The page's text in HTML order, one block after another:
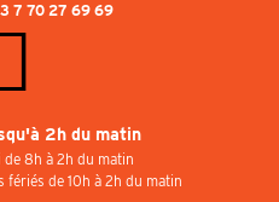
7 70 27 69 69
2h du matin
8h à 2h du matin
fériés de 10h à 2h du matin